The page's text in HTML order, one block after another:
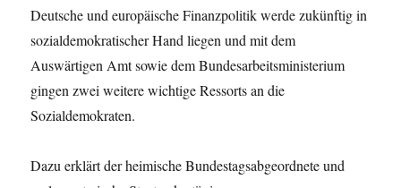
Deutsche und europäische Finanzpolitik werde zukünftig in
sozialdemokratischer Hand liegen und mit dem
Auswärtigen Amt sowie dem Bundesarbeitsministerium
gingen zwei weitere wichtige Ressorts an die
Sozialdemokraten.
Dazu erklärt der heimische Bundestagsabgeordnete und